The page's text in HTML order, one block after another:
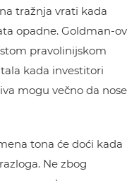
tražnja vrati kada
opadne. Goldman-ov
pravolinijskom
kada investitori
mogu večno da nose
tona će doći kada
Ne zbog